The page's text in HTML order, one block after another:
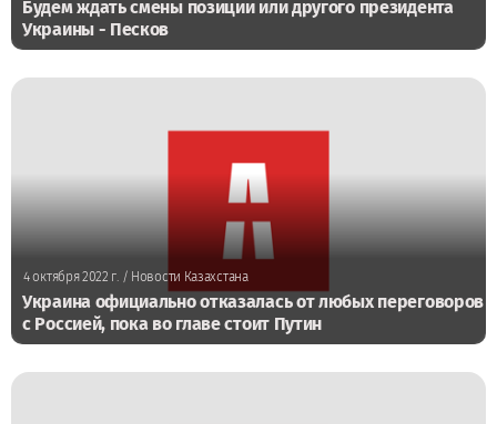
Будем ждать смены позиции или другого президента
Украины - Песков
4 октября 2022 г./ Новости Казахстана
Украина официально отказалась от любых переговоров
с Россией, пока во главе стоит Путин